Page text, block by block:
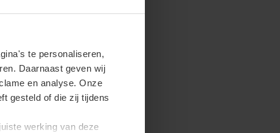
te personaliseren,
Daarnaast geven wij
en analyse. Onze
gesteld of die zij tijdens
werking van deze